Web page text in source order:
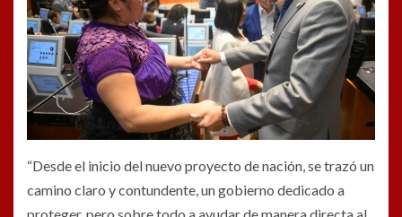
“Desde el inicio del nuevo proyecto de nación, se trazó un
camino claro y contundente, un gobierno dedicado a